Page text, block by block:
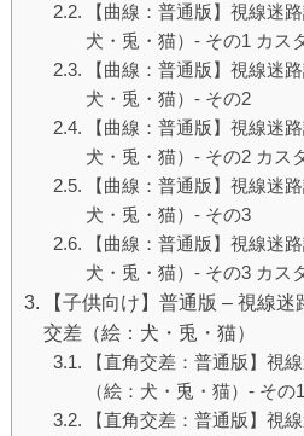
【曲線：普通版】視線迷
犬・兎・猫）- その1 カス
【曲線：普通版】視線迷
犬・兎・猫）- その2
【曲線：普通版】視線迷
犬・兎・猫）- その2 カス
【曲線：普通版】視線迷
犬・兎・猫）- その3
【曲線：普通版】視線迷
犬・兎・猫）- その3 カス
【子供向け】普通版 – 視線
交差（絵：犬・兎・猫）
【直角交差：普通版】視
（絵：犬・兎・猫）- その1
【直角交差：普通版】視